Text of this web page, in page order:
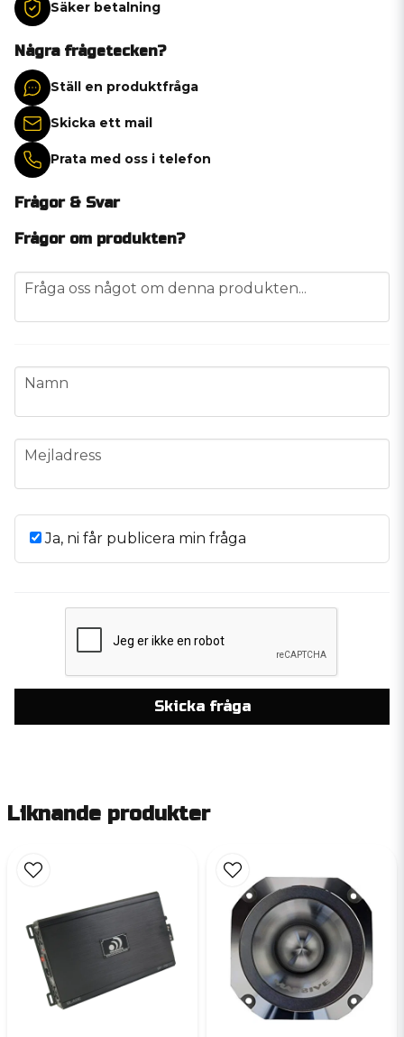
Säker betalning
Några frågetecken?
Ställ en produktfråga
Skicka ett mail
Prata med oss i telefon
Frågor & Svar
Frågor om produkten?
question
Fråga oss något om denna produkten...
name
Namn
email
Mejladress
Ja, ni får publicera min fråga
Skicka fråga
Liknande produkter